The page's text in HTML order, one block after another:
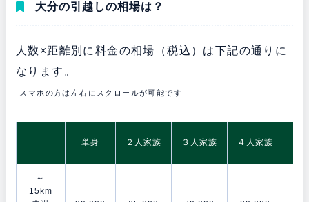
大分の引越しの相場は？
人数×距離別に料金の相場（税込）は下記の通りに
なります。
-スマホの方は左右にスクロールが可能です-
単身 ２人家族 ３人家族 ４人家族
～
15km